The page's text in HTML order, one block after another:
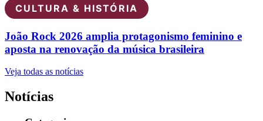
CULTURA & HISTÓRIA
João Rock 2026 amplia protagonismo feminino e
aposta na renovação da música brasileira
Veja todas as notícias
Notícias